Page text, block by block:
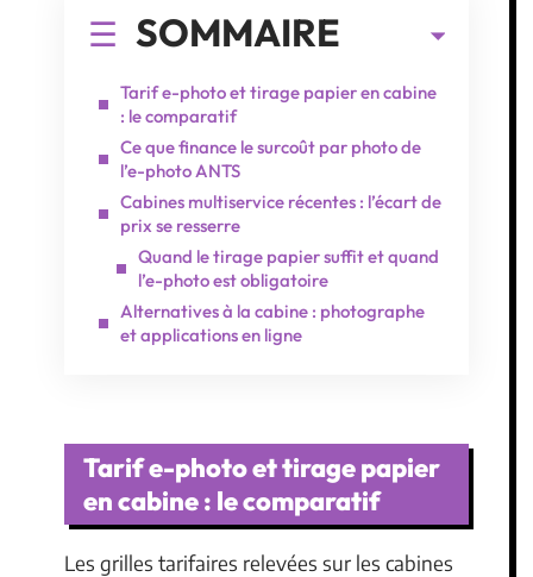
SOMMAIRE
Tarif e-photo et tirage papier en cabine
: le comparatif
Ce que finance le surcoût par photo de
l’e-photo ANTS
Cabines multiservice récentes : l’écart de
prix se resserre
Quand le tirage papier suffit et quand
l’e-photo est obligatoire
Alternatives à la cabine : photographe
et applications en ligne
Tarif e-photo et tirage papier
en cabine : le comparatif
Les grilles tarifaires relevées sur les cabines